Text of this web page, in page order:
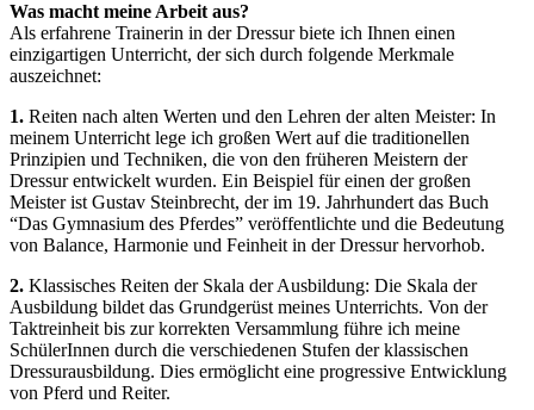
Was macht meine Arbeit aus?
Als erfahrene Trainerin in der Dressur biete ich Ihnen einen
einzigartigen Unterricht, der sich durch folgende Merkmale
auszeichnet:
1. Reiten nach alten Werten und den Lehren der alten Meister: In
meinem Unterricht lege ich großen Wert auf die traditionellen
Prinzipien und Techniken, die von den früheren Meistern der
Dressur entwickelt wurden. Ein Beispiel für einen der großen
Meister ist Gustav Steinbrecht, der im 19. Jahrhundert das Buch
“Das Gymnasium des Pferdes” veröffentlichte und die Bedeutung
von Balance, Harmonie und Feinheit in der Dressur hervorhob.
2. Klassisches Reiten der Skala der Ausbildung: Die Skala der
Ausbildung bildet das Grundgerüst meines Unterrichts. Von der
Taktreinheit bis zur korrekten Versammlung führe ich meine
SchülerInnen durch die verschiedenen Stufen der klassischen
Dressurausbildung. Dies ermöglicht eine progressive Entwicklung
von Pferd und Reiter.